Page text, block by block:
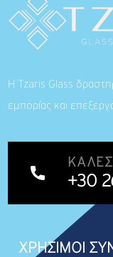
Η Tzaris Glass
εμπορίας και
+30
ΧΡΗΣΙΜΟΙ